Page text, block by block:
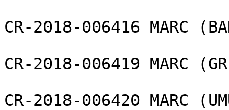
CR-2018-006416 MARC
CR-2018-006419 MARC
CR-2018-006420 MARC